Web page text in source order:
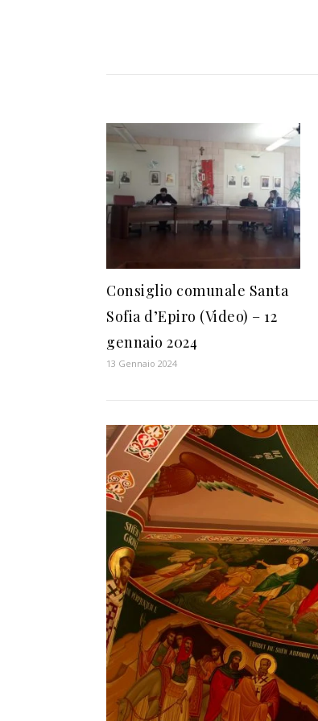
Consiglio comunale Santa
Sofia d’Epiro (Video) – 12
gennaio 2024
13 Gennaio 2024